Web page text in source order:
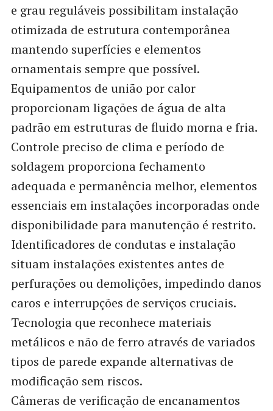
e grau reguláveis possibilitam instalação
otimizada de estrutura contemporânea
mantendo superfícies e elementos
ornamentais sempre que possível.
Equipamentos de união por calor
proporcionam ligações de água de alta
padrão em estruturas de fluido morna e fria.
Controle preciso de clima e período de
soldagem proporciona fechamento
adequada e permanência melhor, elementos
essenciais em instalações incorporadas onde
disponibilidade para manutenção é restrito.
Identificadores de condutas e instalação
situam instalações existentes antes de
perfurações ou demolições, impedindo danos
caros e interrupções de serviços cruciais.
Tecnologia que reconhece materiais
metálicos e não de ferro através de variados
tipos de parede expande alternativas de
modificação sem riscos.
Câmeras de verificação de encanamentos